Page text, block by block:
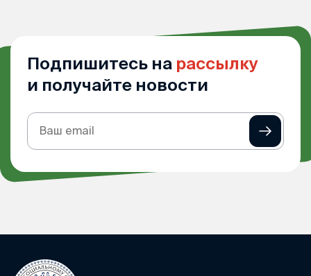
Подпишитесь на рассылку
и получайте новости
Подписка
на